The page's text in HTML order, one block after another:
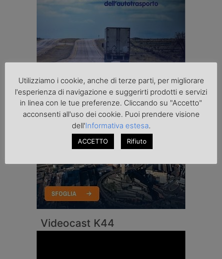
Videocast K44
Utilizziamo i cookie, anche di terze parti, per migliorare
l'esperienza di navigazione e suggerirti prodotti e servizi
in linea con le tue preferenze. Cliccando su "Accetto"
acconsenti all'uso dei cookie. Puoi prendere visione
dell'Informativa estesa.
ACCETTO Rifiuto